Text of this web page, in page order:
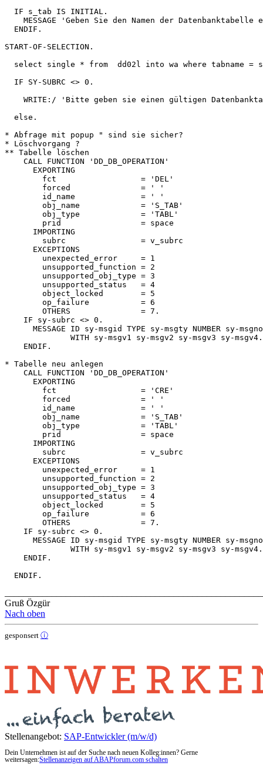
  IF s_tab IS INITIAL.
MESSAGE 'Geben Sie den Namen der Datenbanktabelle
  ENDIF.
START-OF-SELECTION.
select single * from  dd02l into wa where tabname =
  IF SY-SUBRC <> 0.
WRITE:/ 'Bitte geben sie einen gültigen
  else.
* Abfrage mit popup " sind sie sicher?
* Löschvorgang ?
** Tabelle löschen
    CALL FUNCTION 'DD_DB_OPERATION'
      EXPORTING
        fct                  = 'DEL'
        forced               = ' '
        id_name              = ' '
        obj_name             = 'S_TAB'
        obj_type             = 'TABL'
        prid                 = space
      IMPORTING
        subrc                = v_subrc
      EXCEPTIONS
        unexpected_error     = 1
        unsupported_function = 2
        unsupported_obj_type = 3
        unsupported_status   = 4
        object_locked        = 5
        op_failure           = 6
        OTHERS               = 7.
    IF sy-subrc <> 0.
      MESSAGE ID sy-msgid TYPE sy-msgty NUMBER sy-msgno
              WITH sy-msgv1 sy-msgv2 sy-msgv3 sy-msgv4.
    ENDIF.
* Tabelle neu anlegen
    CALL FUNCTION 'DD_DB_OPERATION'
      EXPORTING
        fct                  = 'CRE'
        forced               = ' '
        id_name              = ' '
        obj_name             = 'S_TAB'
        obj_type             = 'TABL'
        prid                 = space
      IMPORTING
        subrc                = v_subrc
      EXCEPTIONS
        unexpected_error     = 1
        unsupported_function = 2
        unsupported_obj_type = 3
        unsupported_status   = 4
        object_locked        = 5
        op_failure           = 6
        OTHERS               = 7.
    IF sy-subrc <> 0.
      MESSAGE ID sy-msgid TYPE sy-msgty NUMBER sy-msgno
              WITH sy-msgv1 sy-msgv2 sy-msgv3 sy-msgv4.
    ENDIF.
Gruß Özgür
Nach oben
gesponsert ⓘ
Stellenangebot: SAP-Entwickler (m/w/d)
Dein Unternehmen ist auf der Suche nach neuen Kolleg:innen? Gerne
weitersagen:Stellenanzeigen auf ABAPforum.com schalten